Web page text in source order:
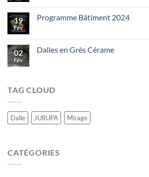
19
Fév
Programme Bâtiment 2024
02
Fév
Dalles en Grès Cérame
TAG CLOUD
Dalle JURUPA Mirage
CATÉGORIES